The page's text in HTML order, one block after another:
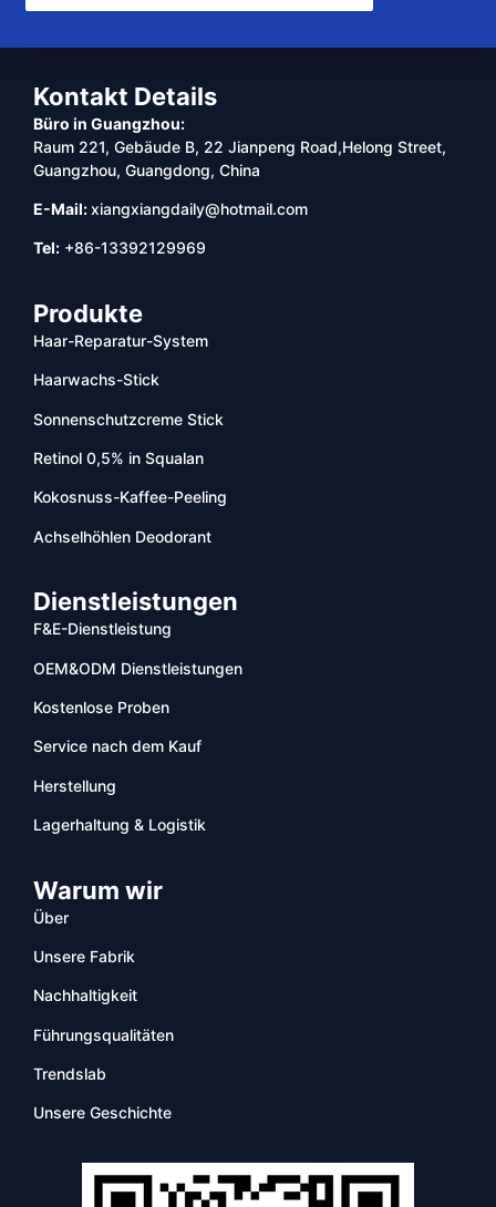
Kontakt Details
Büro in Guangzhou:
Raum 221, Gebäude B, 22 Jianpeng Road,Helong Street,
Guangzhou, Guangdong, China
E-Mail:xiangxiangdaily@hotmail.com
Tel: +86-13392129969
Produkte
Haar-Reparatur-System
Haarwachs-Stick
Sonnenschutzcreme Stick
Retinol 0,5% in Squalan
Kokosnuss-Kaffee-Peeling
Achselhöhlen Deodorant
Dienstleistungen
F&E-Dienstleistung
OEM&ODM Dienstleistungen
Kostenlose Proben
Service nach dem Kauf
Herstellung
Lagerhaltung & Logistik
Warum wir
Über
Unsere Fabrik
Nachhaltigkeit
Führungsqualitäten
Trendslab
Unsere Geschichte